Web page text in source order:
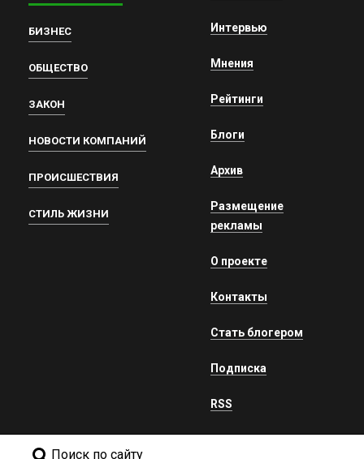
БИЗНЕС
ОБЩЕСТВО
ЗАКОН
НОВОСТИ КОМПАНИЙ
ПРОИСШЕСТВИЯ
СТИЛЬ ЖИЗНИ
Интервью
Мнения
Рейтинги
Блоги
Архив
Размещение
рекламы
О проекте
Контакты
Стать блогером
Подписка
RSS
Поиск по сайту